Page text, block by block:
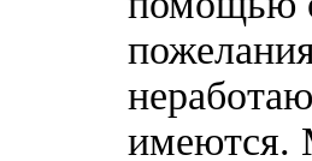
имеются.